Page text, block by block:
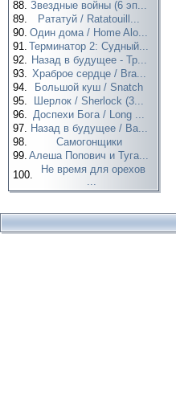
88. Звездные войны (6 эп...
89.
Рататуй / Ratatouill...
90. Один дома / Home Alo...
91. Терминатор 2: Судный...
92. Назад в будущее - Тр...
93. Храброе сердце / Bra...
94.
Большой куш / Snatch
95.
Шерлок / Sherlock (3...
96. Доспехи Бога / Long ...
97. Назад в будущее / Ba...
98.
Самогонщики
99. Алеша Попович и Туга...
100.
Не время для орехов
...